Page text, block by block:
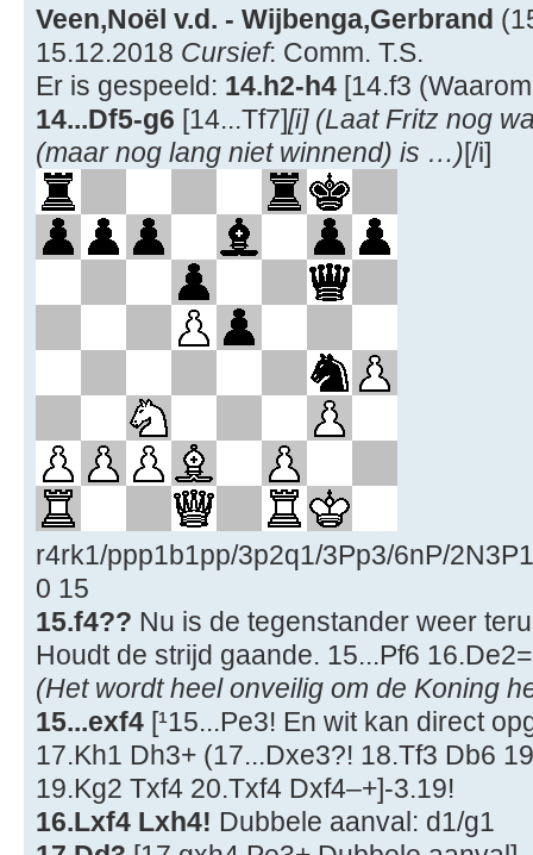
Veen,Noël v.d. - Wijbenga,Gerbrand
15.12.2018 Cursief: Comm. T.S.
Er is gespeeld: 14.h2-h4 [14.f3
14...Df5-g6 [14...Tf7][i] (Laat Fritz nog
(maar nog lang niet winnend) is …)[/i]
r4rk1/ppp1b1pp/3p2q1/3Pp3/6nP/
0 15
15.f4?? Nu is de tegenstander weer
Houdt de strijd gaande. 15...Pf6
(Het wordt heel onveilig om de Koning
15...exf4 [¹15...Pe3! En wit kan direct
17.Kh1 Dh3+ (17...Dxe3?! 18.Tf3 Db6
19.Kg2 Txf4 20.Txf4 Dxf4–+]-3.19!
16.Lxf4 Lxh4! Dubbele aanval: d1/g1